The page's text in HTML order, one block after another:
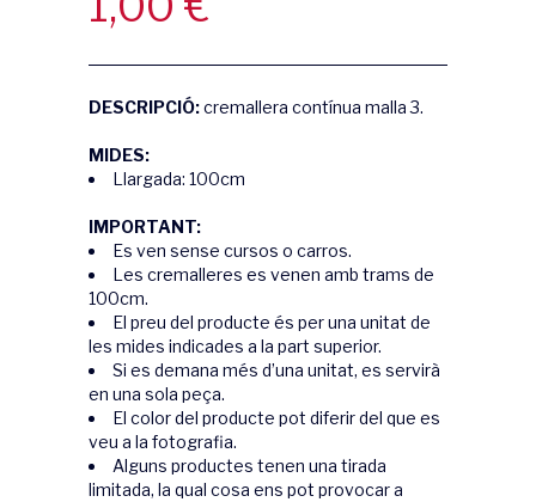
DESCRIPCIÓ:cremallera contínua malla 3.
MIDES:
Llargada: 100cm
IMPORTANT:
Es ven sense cursos o carros.
Les cremalleres es venen amb trams de
100cm.
El preu del producte és per una unitat de
les mides indicades a la part superior.
Si es demana més d’una unitat, es servirà
en una sola peça.
El color del producte pot diferir del que es
veu a la fotografia.
Alguns productes tenen una tirada
limitada, la qual cosa ens pot provocar a